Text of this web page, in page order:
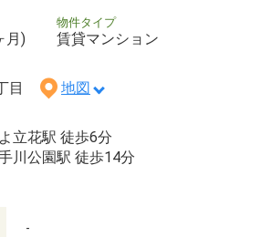
月)
物件タイプ
賃貸マンション
目 地図
立花駅 徒歩6分
川公園駅 徒歩14分
-